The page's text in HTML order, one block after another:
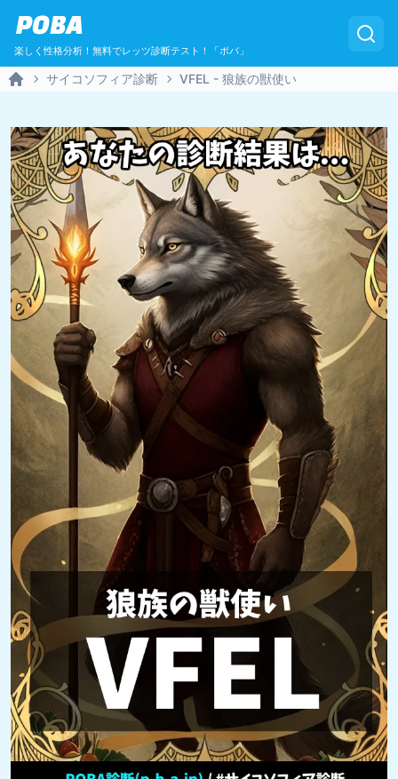
POBA
楽しく性格分析！無料でレッツ診断テスト！「ポバ」
サイコソフィア診断 VFEL - 狼族の獣使い